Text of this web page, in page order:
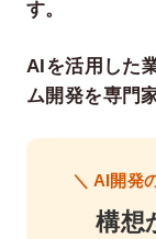
す。
AIを活用した
ム開発を専門
＼ AI開発
構想